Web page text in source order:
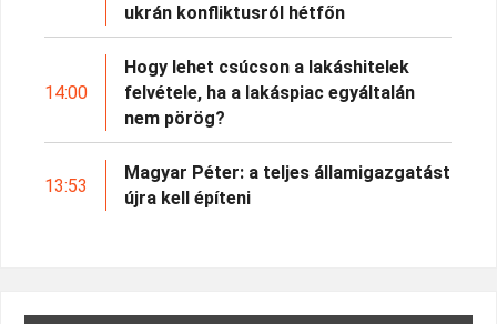
ukrán konfliktusról hétfőn
14:00
Hogy lehet csúcson a lakáshitelek
felvétele, ha a lakáspiac egyáltalán
nem pörög?
13:53
Magyar Péter: a teljes államigazgatást
újra kell építeni